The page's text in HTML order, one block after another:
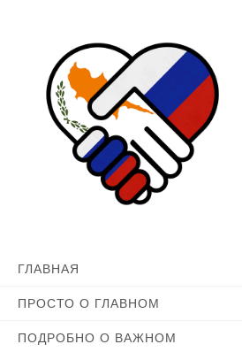
ГЛАВНАЯ
ПРОСТО О ГЛАВНОМ
ПОДРОБНО О ВАЖНОМ